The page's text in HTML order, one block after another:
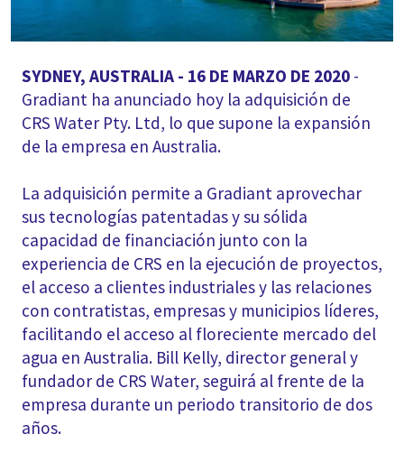
SYDNEY, AUSTRALIA - 16 DE MARZO DE 2020 -
Gradiant ha anunciado hoy la adquisición de
CRS Water Pty. Ltd, lo que supone la expansión
de la empresa en Australia.
La adquisición permite a Gradiant aprovechar
sus tecnologías patentadas y su sólida
capacidad de financiación junto con la
experiencia de CRS en la ejecución de proyectos,
el acceso a clientes industriales y las relaciones
con contratistas, empresas y municipios líderes,
facilitando el acceso al floreciente mercado del
agua en Australia. Bill Kelly, director general y
fundador de CRS Water, seguirá al frente de la
empresa durante un periodo transitorio de dos
años.